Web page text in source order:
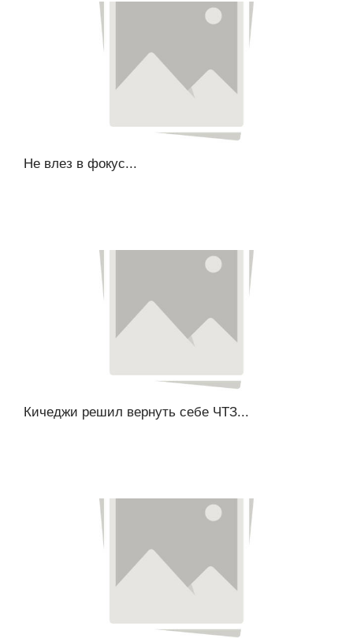
Не влез в фокус...
Кичеджи решил вернуть себе ЧТЗ...